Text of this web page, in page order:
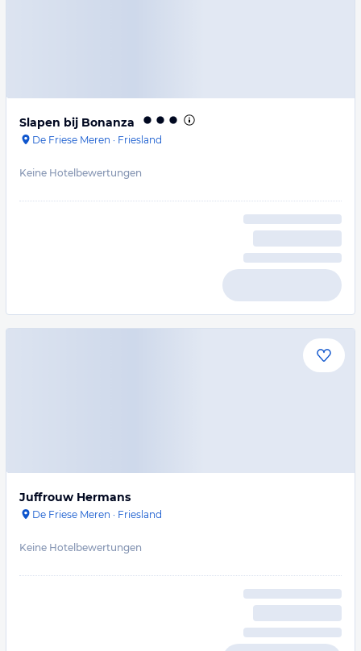
Slapen bij Bonanza
De Friese Meren · Friesland
Keine Hotelbewertungen
Juffrouw Hermans
De Friese Meren · Friesland
Keine Hotelbewertungen